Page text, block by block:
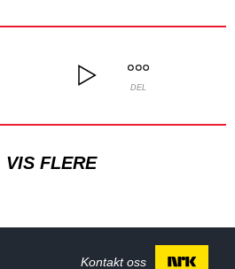
DEL
VIS FLERE
Kontakt oss